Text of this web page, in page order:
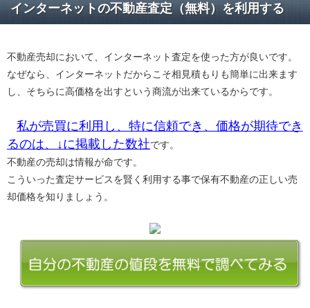
インターネットの不動産査定（無料）を利用する
不動産売却において、インターネット査定を使った方が良いです。
なぜなら、インターネットだからこそ相見積もりも簡単に出来ます
し、そちらに高価格を出すという商流が出来ているからです。
私が売買に利用し、特に信頼でき、価格が期待でき
るのは、↓に掲載した数社です。
不動産の売却は情報が命です。
こういった査定サービスを賢く利用する事で保有不動産の正しい売
却価格を知りましょう。